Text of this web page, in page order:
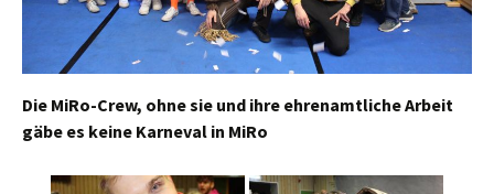
Die MiRo-Crew, ohne sie und ihre ehrenamtliche Arbeit
gäbe es keine Karneval in MiRo